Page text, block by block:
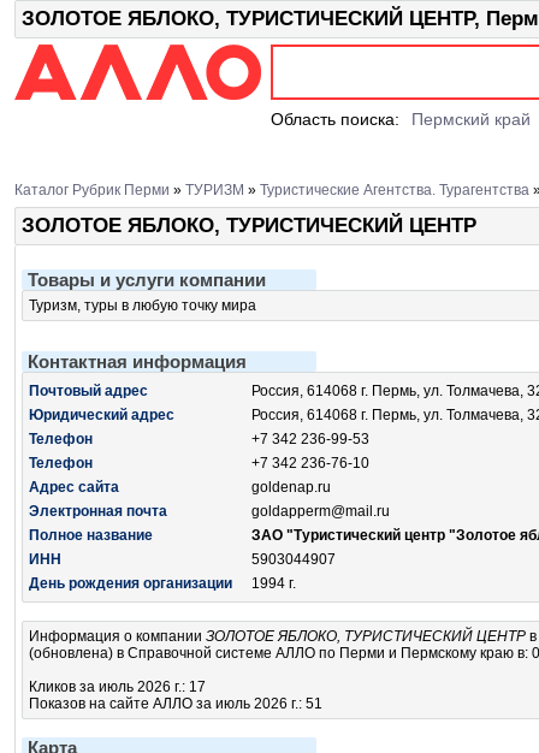
ЗОЛОТОЕ ЯБЛОКО, ТУРИСТИЧЕСКИЙ ЦЕНТР,
Область поиска: Пермский край
Каталог Рубрик Перми » ТУРИЗМ » Туристические Агентства. Турагентства
ЗОЛОТОЕ ЯБЛОКО, ТУРИСТИЧЕСКИЙ ЦЕНТР
Товары и услуги компании
Туризм, туры в любую точку мира
Контактная информация
Почтовый адрес
Россия, 614068 г. Пермь, ул. Толмачева,
Юридический адрес
Россия, 614068 г. Пермь, ул. Толмачева,
Телефон
+7 342 236-99-53
Телефон
+7 342 236-76-10
Адрес сайта
goldenap.ru
Электронная почта
goldapperm@mail.ru
Полное название
ЗАО "Туристический центр "Золотое
ИНН
5903044907
День рождения организации
1994 г.
Информация о компании ЗОЛОТОЕ ЯБЛОКО, ТУРИСТИЧЕСКИЙ ЦЕНТР
(обновлена) в Справочной системе АЛЛО по Перми и Пермскому краю в:
Кликов за июль 2026 г.: 17
Показов на сайте АЛЛО за июль 2026 г.: 51
Карта